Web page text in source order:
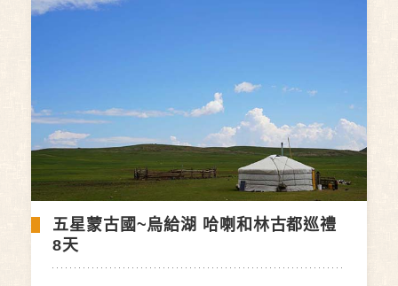
五星蒙古國~烏給湖 哈喇和林古都巡禮
8天